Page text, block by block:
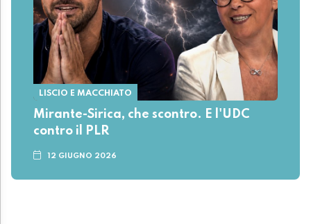
LISCIO E MACCHIATO
Mirante-Sirica, che scontro. E l'UDC
contro il PLR
12 GIUGNO 2026